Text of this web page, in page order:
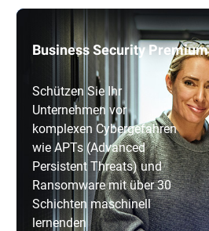
Business Security Premium
Schützen Sie Ihr
Unternehmen vor
komplexen Cybergefahren
wie APTs (Advanced
Persistent Threats) und
Ransomware mit über 30
Schichten maschinell
lernenden